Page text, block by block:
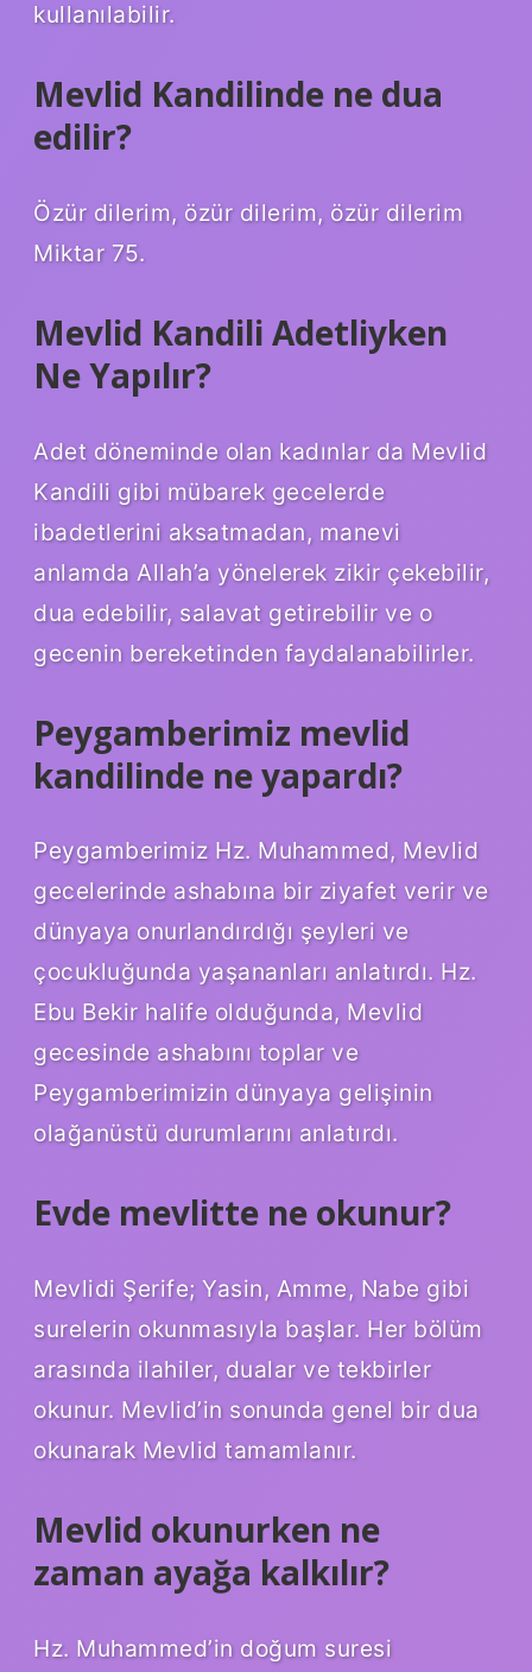
kullanılabilir.
Mevlid Kandilinde ne dua
edilir?
Özür dilerim, özür dilerim, özür dilerim
Miktar 75.
Mevlid Kandili Adetliyken
Ne Yapılır?
Adet döneminde olan kadınlar da Mevlid
Kandili gibi mübarek gecelerde
ibadetlerini aksatmadan, manevi
anlamda Allah’a yönelerek zikir çekebilir,
dua edebilir, salavat getirebilir ve o
gecenin bereketinden faydalanabilirler.
Peygamberimiz mevlid
kandilinde ne yapardı?
Peygamberimiz Hz. Muhammed, Mevlid
gecelerinde ashabına bir ziyafet verir ve
dünyaya onurlandırdığı şeyleri ve
çocukluğunda yaşananları anlatırdı. Hz.
Ebu Bekir halife olduğunda, Mevlid
gecesinde ashabını toplar ve
Peygamberimizin dünyaya gelişinin
olağanüstü durumlarını anlatırdı.
Evde mevlitte ne okunur?
Mevlidi Şerife; Yasin, Amme, Nabe gibi
surelerin okunmasıyla başlar. Her bölüm
arasında ilahiler, dualar ve tekbirler
okunur. Mevlid’in sonunda genel bir dua
okunarak Mevlid tamamlanır.
Mevlid okunurken ne
zaman ayağa kalkılır?
Hz. Muhammed’in doğum suresi